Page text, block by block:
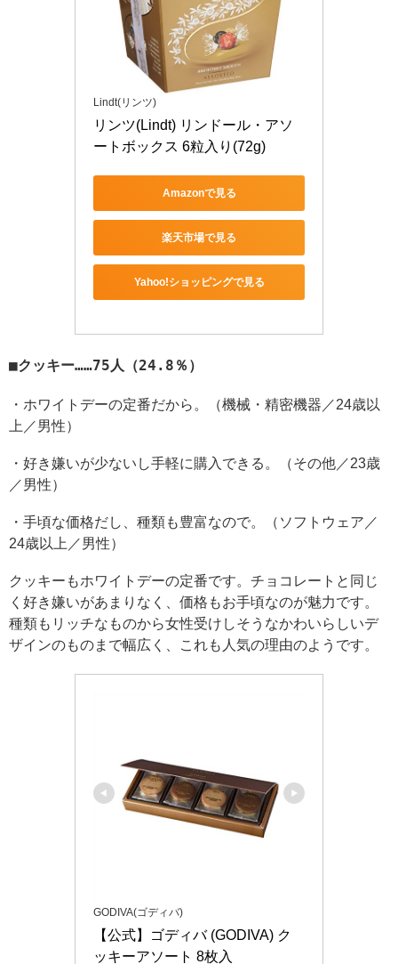
Lindt(リンツ)
リンツ(Lindt) リンドール・アソ
ートボックス 6粒入り(72g)
Amazonで見る
楽天市場で見る
Yahoo!ショッピングで見る
クッキー……75人（24.8％）
・ホワイトデーの定番だから。（機械・精密機器／24歳以
上／男性）
・好き嫌いが少ないし手軽に購入できる。（その他／23歳
／男性）
・手頃な価格だし、種類も豊富なので。（ソフトウェア／
24歳以上／男性）
クッキーもホワイトデーの定番です。チョコレートと同じ
く好き嫌いがあまりなく、価格もお手頃なのが魅力です。
種類もリッチなものから女性受けしそうなかわいらしいデ
ザインのものまで幅広く、これも人気の理由のようです。
GODIVA(ゴディバ)
【公式】ゴディバ (GODIVA) ク
ッキーアソート 8枚入